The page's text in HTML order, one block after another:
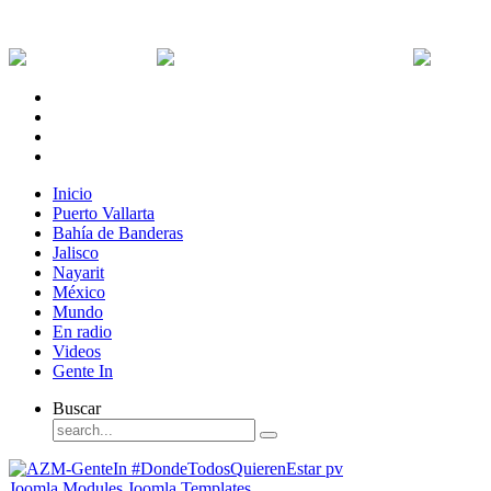
Inicio
Puerto Vallarta
Bahía de Banderas
Jalisco
Nayarit
México
Mundo
En radio
Videos
Gente In
Buscar